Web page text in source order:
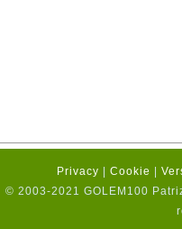
Privacy Cookie
© 2003-2021 GOLEM100